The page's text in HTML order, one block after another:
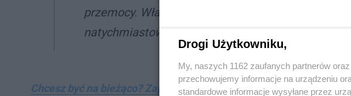
przemocy. Właśnie dlatego tak istotne są miejsca,
natychmiastową, profesjonalną i bezpłatną pomoc.”
Chcesz być na bieżąco? Zapisz się na nasz biuletyn informacyjny!
Drogi Użytkowniku,
My, naszych 1162 zaufanych partnerów
przechowujemy informacje na urządzeniu
standardowe informacje wysyłane przez